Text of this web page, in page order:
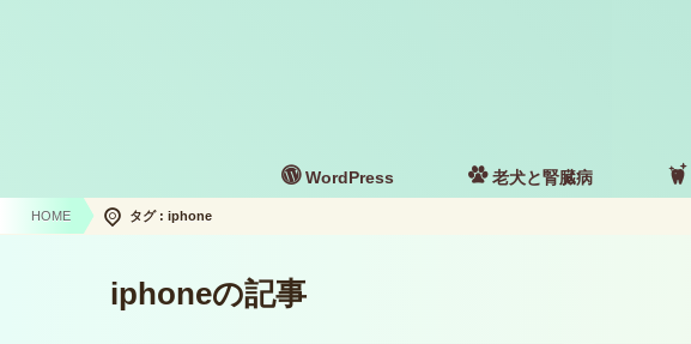
WordPress 老犬と腎臓病
HOME タグ : iphone
iphoneの記事